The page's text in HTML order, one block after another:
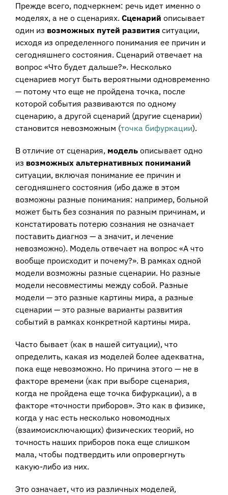
Прежде всего, подчеркнем: речь идет именно о
моделях, а не о сценариях. Сценарий описывает
один из возможных путей развития ситуации,
исходя из определенного понимания ее причин и
сегодняшнего состояния. Сценарий отвечает на
вопрос «Что будет дальше?». Несколько
сценариев могут быть вероятными одновременно
— потому что еще не пройдена точка, после
которой события развиваются по одному
сценарию, а другой сценарий (другие сценарии)
становится невозможным (точка бифуркации).
В отличие от сценария, модель описывает одно
из возможных альтернативных пониманий
ситуации, включая понимание ее причин и
сегодняшнего состояния (ибо даже в этом
возможны разные понимания: например, больной
может быть без сознания по разным причинам, и
констатировать потерю сознания не означает
поставить диагноз — а значит, и лечение
невозможно). Модель отвечает на вопрос «А что
вообще происходит и почему?». В рамках одной
модели возможны разные сценарии. Но разные
модели несовместимы между собой. Разные
модели — это разные картины мира, а разные
сценарии — это разные варианты развития
событий в рамках конкретной картины мира.
Часто бывает (как в нашей ситуации), что
определить, какая из моделей более адекватна,
пока еще невозможно. Но причина этого — не в
факторе времени (как при выборе сценария,
когда не пройдена еще точка бифуркации), а в
факторе «точности приборов». Это как в физике,
когда у нас есть несколько новомодных
(взаимоисключающих) физических теорий, но
точность наших приборов пока еще слишком
мала, чтобы подтвердить или опровергнуть
какую-либо из них.
Это означает, что из различных моделей,